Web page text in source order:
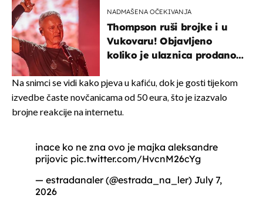
NADMAŠENA OČEKIVANJA
Thompson ruši brojke i u
Vukovaru! Objavljeno
koliko je ulaznica prodano
Na snimci se vidi kako pjeva u kafiću, dok je gosti tijekom
izvedbe časte novčanicama od 50 eura, što je izazvalo
brojne reakcije na internetu.
inace ko ne zna ovo je majka aleksandre
prijovic pic.twitter.com/HvcnM26cYg
— estradanaler (@estrada_na_ler) July 7,
2026